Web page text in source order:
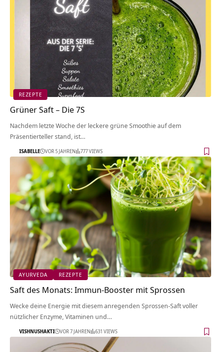
REZEPTE
Grüner Saft – Die 7S
Nachdem letzte Woche der leckere grüne Smoothie auf dem
Präsentierteller stand, ist…
ISABELLE VOR 5 JAHREN 777 VIEWS
AYURVEDA REZEPTE
Saft des Monats: Immun-Booster mit Sprossen
Wecke deine Energie mit diesem anregenden Sprossen-Saft voller
nützlicher Enzyme, Vitaminen und…
VISHNUSHAKTI VOR 7 JAHREN 631 VIEWS